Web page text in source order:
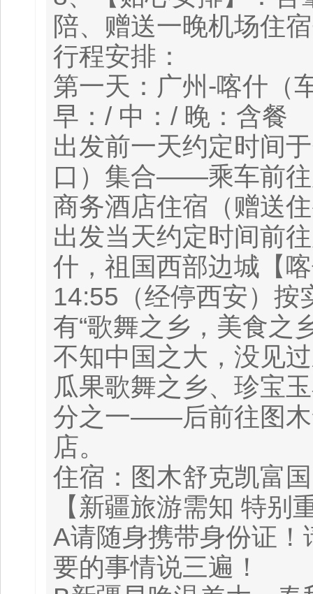
陪、赠送一晚机场住
行程安排：
第一天：广州-喀什（
早：/ 中：/ 晚：含餐
出发前一天约定时间
口）集合——乘车前往
商务酒店住宿（赠送
出发当天约定时间前
什，祖国西部边城【
14:55（经停西安）按
有“歌舞之乡，美食之
不知中国之大，没见
瓜果歌舞之乡、珍宝
分之一——后前往图
店。
住宿：图木舒克凯富
【新疆旅游需知 特别
A请随身携带身份证
要的事情说三遍！